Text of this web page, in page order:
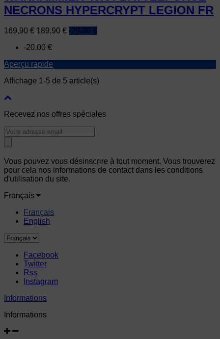
NECRONS HYPERCRYPT LEGION FR
Prix
169,90 € Prix
base
189,90 € -20,00 €
-20,00 €
Aperçu rapide
Affichage 1-5 de 5 article(s)
Recevez nos offres spéciales
Vous pouvez vous désinscrire à tout moment. Vous trouverez
pour cela nos informations de contact dans les conditions
d'utilisation du site.
Français
Français
English
Facebook
Twitter
Rss
Instagram
Informations
Informations